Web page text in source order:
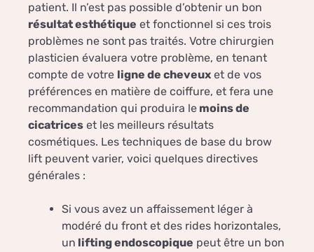
patient. Il n’est pas possible d’obtenir un bon
résultat esthétique et fonctionnel si ces trois
problèmes ne sont pas traités. Votre chirurgien
plasticien évaluera votre problème, en tenant
compte de votre ligne de cheveux et de vos
préférences en matière de coiffure, et fera une
recommandation qui produira le moins de
cicatrices et les meilleurs résultats
cosmétiques. Les techniques de base du brow
lift peuvent varier, voici quelques directives
générales :
Si vous avez un affaissement léger à
modéré du front et des rides horizontales,
un lifting endoscopique peut être un bon